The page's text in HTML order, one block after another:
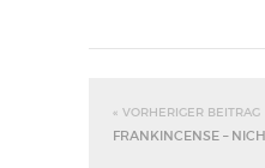
« VORHERIGER BEITRAG
FRANKINCENSE –